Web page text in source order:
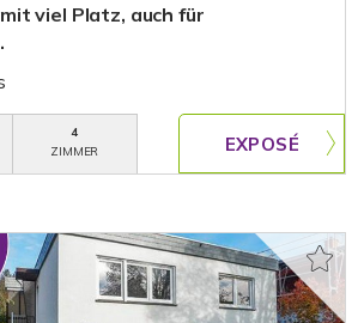
viel Platz, auch für
4
ZIMMER